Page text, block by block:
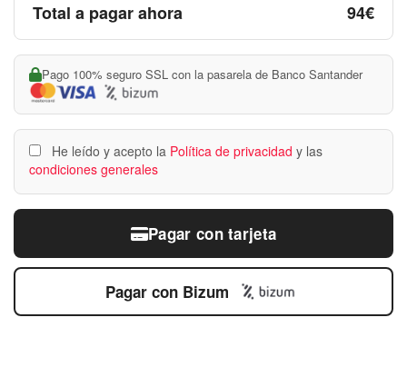
Total a pagar ahora 94€
Pago 100% seguro SSL con la pasarela de Banco Santander
He leído y acepto la Política de privacidad y las
condiciones generales
Pagar con tarjeta
Pagar con Bizum